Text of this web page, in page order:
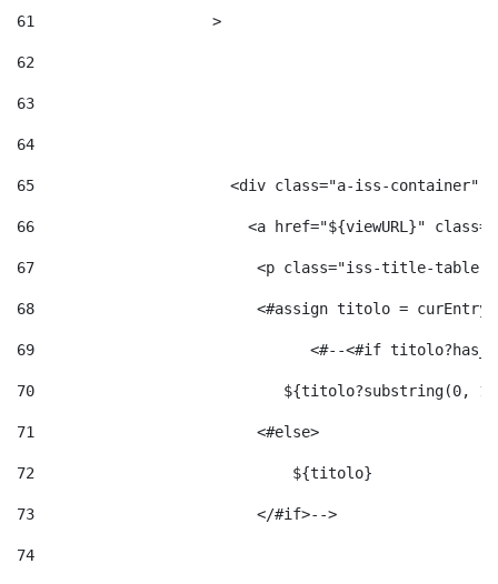
61
                    >
62
63
64
65
<div class="a-iss-container"
66
<a href="${viewURL}"
67
<p class="iss-title-
68
<#assign titolo =
69
<#--
70
${titolo?substring(0,
71
                         <#else>
72
                             ${titolo}
73
                         </#if>-->
74